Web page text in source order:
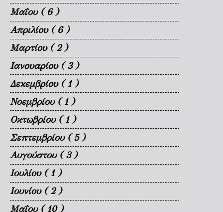
Μαΐου ( 6 )
Απριλίου ( 6 )
Μαρτίου ( 2 )
Ιανουαρίου ( 3 )
Δεκεμβρίου ( 1 )
Νοεμβρίου ( 1 )
Οκτωβρίου ( 1 )
Σεπτεμβρίου ( 5 )
Αυγούστου ( 3 )
Ιουλίου ( 1 )
Ιουνίου ( 2 )
Μαΐου ( 10 )